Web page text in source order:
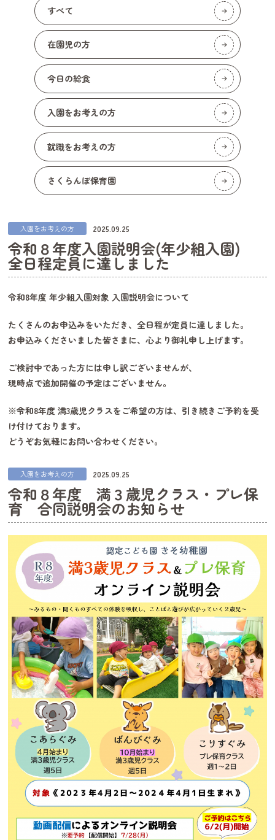
すべて
在園児の方
今日の給食
入園をお考えの方
就職をお考えの方
さくらんぼ保育園
入園をお考えの方 2025.09.25
令和８年度入園説明会(年少組入園)
全日程定員に達しました
令和8年度 年少組入園対象 入園説明会について
たくさんのお申込みをいただき、全日程が定員に達しました。
お申込みくださいました皆さまに、心より御礼申し上げます。
ご検討中であった方には申し訳ございませんが、
現時点で追加開催の予定はございません。
※令和8年度 満3歳児クラスをご希望の方は、引き続きご予約を受
け付けております。
どうぞお気軽にお問い合わせください。
入園をお考えの方 2025.09.25
令和８年度 満３歳児クラス・プレ保
育 合同説明会のお知らせ